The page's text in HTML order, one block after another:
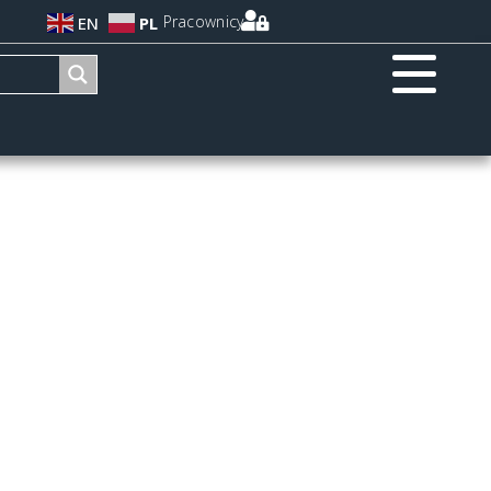
EN PL Pracownicy